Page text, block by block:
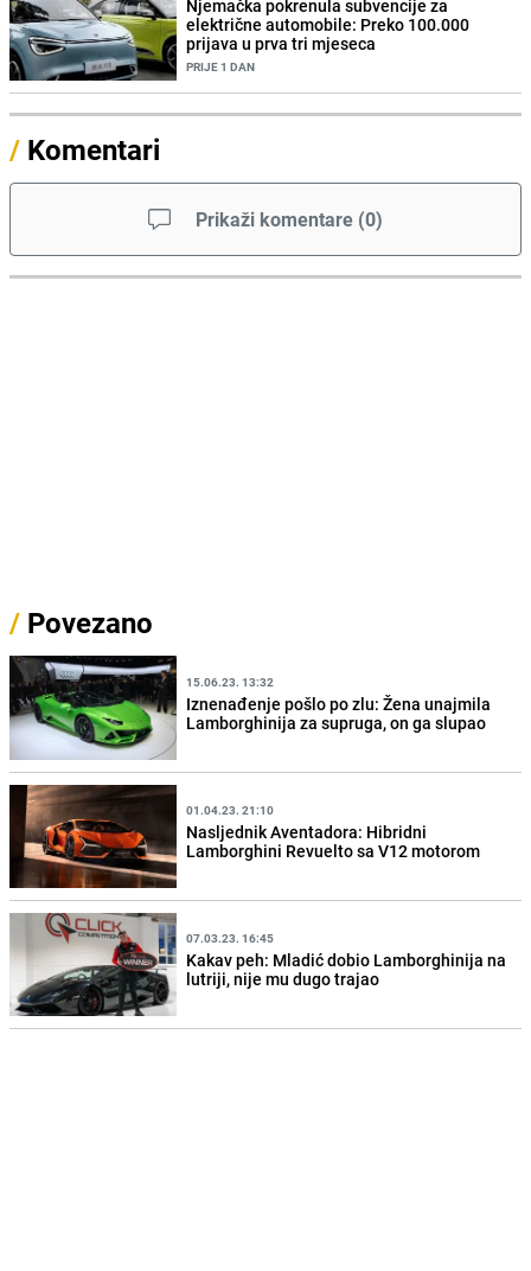
Njemačka pokrenula subvencije za
električne automobile: Preko 100.000
prijava u prva tri mjeseca
PRIJE 1 DAN
/ Komentari
Prikaži komentare (0)
/ Povezano
15.06.23. 13:32
Iznenađenje pošlo po zlu: Žena unajmila
Lamborghinija za supruga, on ga slupao
01.04.23. 21:10
Nasljednik Aventadora: Hibridni
Lamborghini Revuelto sa V12 motorom
07.03.23. 16:45
Kakav peh: Mladić dobio Lamborghinija na
lutriji, nije mu dugo trajao